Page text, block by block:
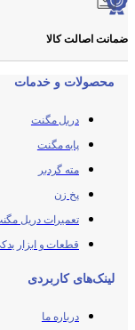
ضمانت اصالت کالا
محصولات و خدمات
دریل مگنت
پایه مگنت
مته گردبر
پخ زن
تعمیرات دریل
قطعات و ابزار
لینک‌های کاربردی
درباره ما